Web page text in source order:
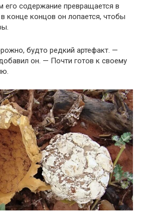
его содержание превращается в
конце концов он лопается, чтобы
будто редкий артефакт. —
он. — Почти готов к своему